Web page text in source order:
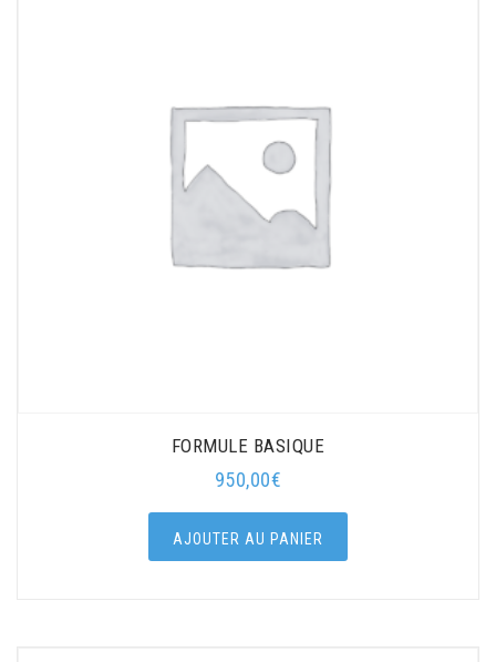
FORMULE BASIQUE
950,00€
AJOUTER AU PANIER